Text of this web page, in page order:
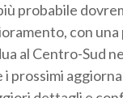
probabile
con una
al Centro-Sud
i prossimi